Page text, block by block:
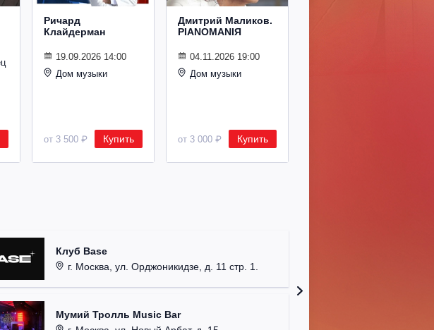
Ричард
Клайдерман
19.09.2026 14:00
Дом музыки
от 3 500 ₽ Купить
Дмитрий Маликов.
PIANOMANIЯ
04.11.2026 19:00
Дом музыки
от 3 000 ₽ Купить
Клуб Base
г. Москва, ул. Орджоникидзе, д. 11 стр. 1.
Мумий Тролль Music Bar